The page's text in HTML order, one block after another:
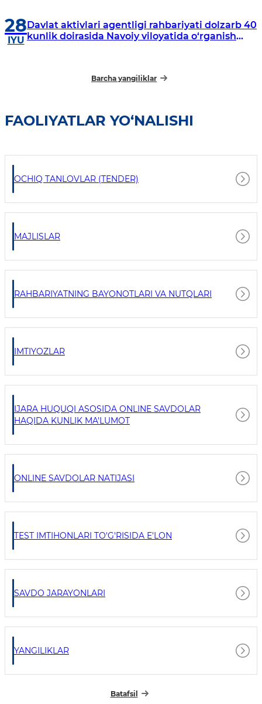
28
IYU
Davlat aktivlari agentligi rahbariyati dolzarb 40
kunlik doirasida Navoiy viloyatida o‘rganish
Barcha yangiliklar
FAOLIYATLAR YO‘NALISHI
OCHIQ TANLOVLAR (TENDER)
MAJLISLAR
RAHBARIYATNING BAYONOTLARI VA NUTQLARI
IMTIYOZLAR
IJARA HUQUQI ASOSIDA ONLINE SAVDOLAR
HAQIDA KUNLIK MA'LUMOT
ONLINE SAVDOLAR NATIJASI
TEST IMTIHONLARI TO'G'RISIDA E'LON
SAVDO JARAYONLARI
YANGILIKLAR
Batafsil